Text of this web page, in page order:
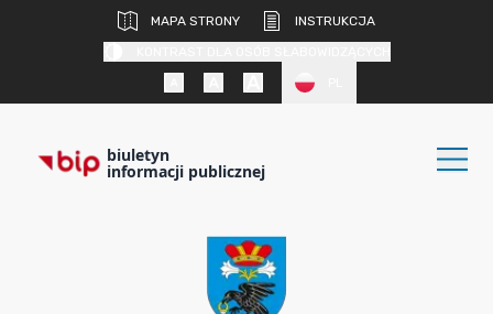
MAPA STRONY
INSTRUKCJA
biuletyn
informacji publicznej